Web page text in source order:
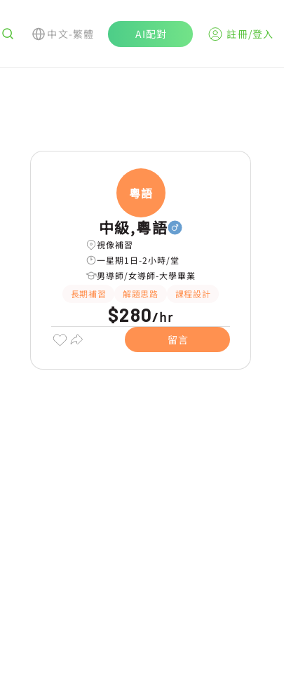
中文-繁體 AI配對 註冊/登入
粵語
中級,粵語
視像補習
一星期1日-2小時/堂
男導師/女導師-大學畢業
長期補習
解題思路 課程設計
$280/hr
留言